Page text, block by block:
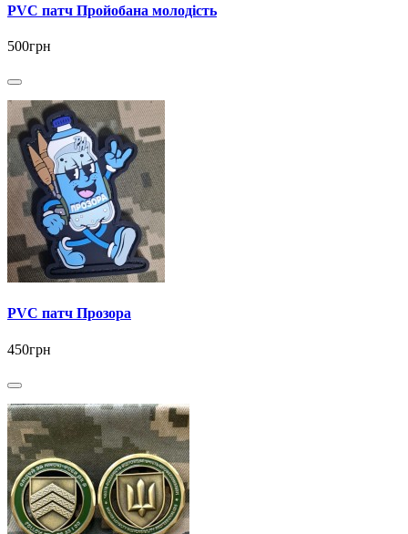
PVC патч Пройобана молодість
500грн
PVC патч Прозора
450грн